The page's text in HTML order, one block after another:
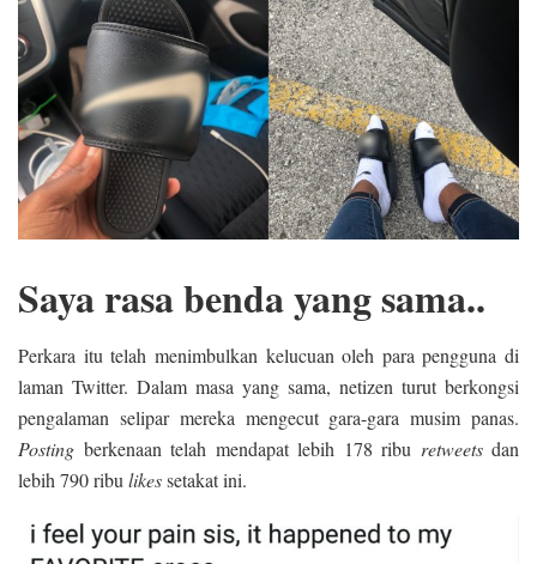
Saya rasa benda yang sama..
Perkara itu telah menimbulkan kelucuan oleh para pengguna di
laman Twitter. Dalam masa yang sama, netizen turut berkongsi
pengalaman selipar mereka mengecut gara-gara musim panas.
Posting berkenaan telah mendapat lebih 178 ribu retweetsdan
lebih 790 ribu likessetakat ini.